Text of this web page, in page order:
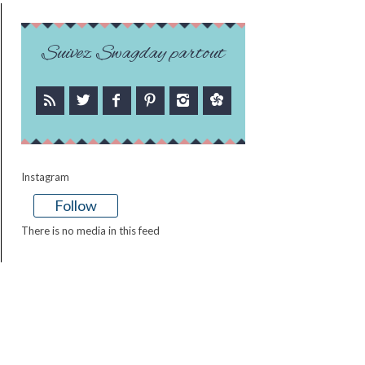
Suivez Swagday partout
Instagram
Follow
There is no media in this feed